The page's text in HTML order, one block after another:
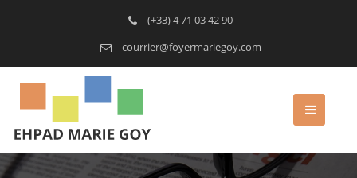
(+33) 4 71 03 42 90
courrier@foyermariegoy.com